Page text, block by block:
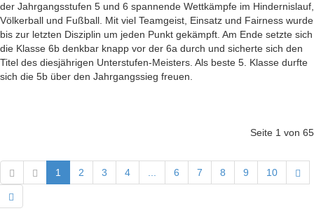
der Jahrgangsstufen 5 und 6 spannende Wettkämpfe im Hindernislauf,
Völkerball und Fußball. Mit viel Teamgeist, Einsatz und Fairness wurde
bis zur letzten Disziplin um jeden Punkt gekämpft. Am Ende setzte sich
die Klasse 6b denkbar knapp vor der 6a durch und sicherte sich den
Titel des diesjährigen Unterstufen-Meisters. Als beste 5. Klasse durfte
sich die 5b über den Jahrgangssieg freuen.
Seite 1 von 65
1 2 3 4 6 7 8 9 10